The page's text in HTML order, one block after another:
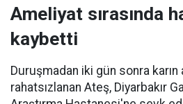
Ameliyat sırasında
kaybetti
Duruşmadan iki gün sonra karın
rahatsızlanan Ateş, Diyarbakır